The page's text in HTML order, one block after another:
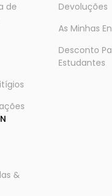
de
Devoluções
As Minhas
Desconto
Estudantes
&